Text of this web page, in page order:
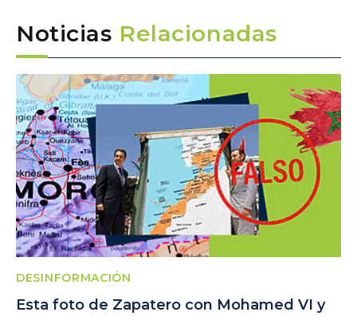
Noticias Relacionadas
DESINFORMACIÓN
Esta foto de Zapatero con Mohamed VI y